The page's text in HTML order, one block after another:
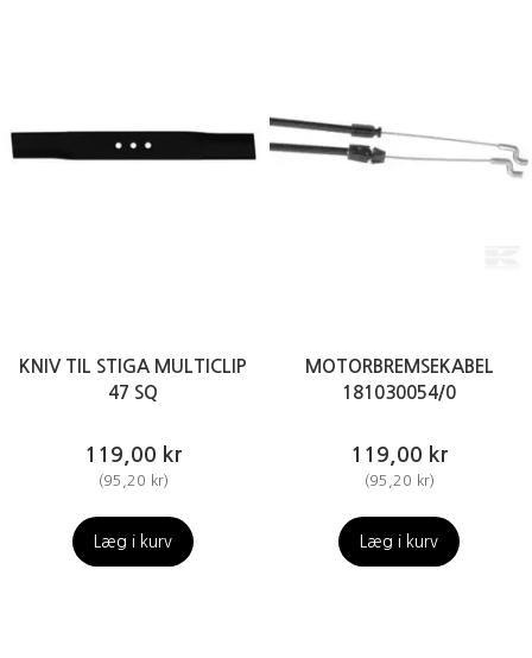
KNIV TIL STIGA MULTICLIP
47 SQ
119,00 kr
(95,20 kr)
Læg i kurv
MOTORBREMSEKABEL
181030054/0
119,00 kr
(95,20 kr)
Læg i kurv